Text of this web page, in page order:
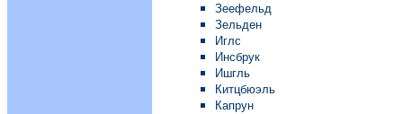
Зеефельд
Зельден
Иглс
Инсбрук
Ишгль
Китцбюэль
Капрун